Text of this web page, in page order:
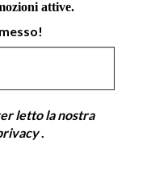
attive.
letto la nostra
.